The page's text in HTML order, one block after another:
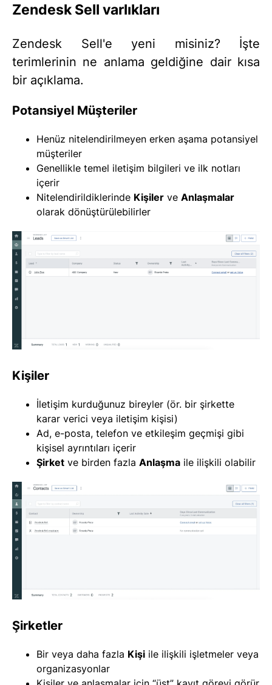
Zendesk Sell varlıkları
Zendesk Sell'e yeni misiniz? İşte
terimlerinin ne anlama geldiğine dair kısa
bir açıklama.
Potansiyel Müşteriler
Henüz nitelendirilmeyen erken aşama potansiyel
müşteriler
Genellikle temel iletişim bilgileri ve ilk notları
içerir
Nitelendirildiklerinde Kişiler ve Anlaşmalar
olarak dönüştürülebilirler
Kişiler
İletişim kurduğunuz bireyler (ör. bir şirkette
karar verici veya iletişim kişisi)
Ad, e-posta, telefon ve etkileşim geçmişi gibi
kişisel ayrıntıları içerir
Şirket ve birden fazla Anlaşma ile ilişkili olabilir
Şirketler
Bir veya daha fazla Kişi ile ilişkili işletmeler veya
organizasyonlar